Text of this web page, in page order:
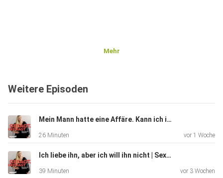
Mehr
Weitere Episoden
Mein Mann hatte eine Affäre. Kann ich ihm verzeihen? | Paartherapeutin Hannah Gensch
26 Minuten vor 1 Woche
Ich liebe ihn, aber ich will ihn nicht | Sexologin Sonja Ruess
39 Minuten vor 3 Wochen